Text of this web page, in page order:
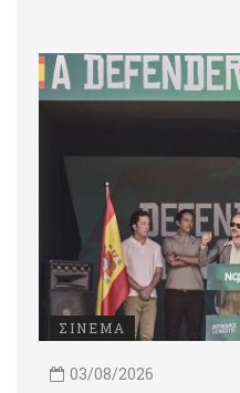
ΣΙΝΕΜΑ
03/08/2026